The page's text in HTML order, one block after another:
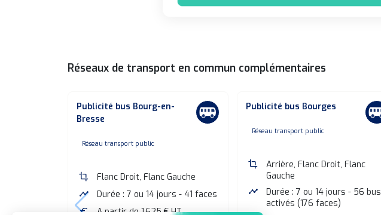
Réseaux de transport en commun complémentaires
Publicité bus Bourg-en-
Bresse
none
Réseau transport public
crop
Flanc Droit, Flanc Gauche
timeline
Durée : 7 ou 14 jours - 41 faces
euro
A partir de 1 625 € HT
Publicité bus Bourges
none
Réseau transport public
crop
Arrière, Flanc Droit, Flanc
Gauche
timeline
Durée : 7 ou 14 jours - 56 bus
activés (176 faces)